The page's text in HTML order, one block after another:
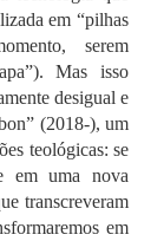
em “pilhas
serem
Mas isso
desigual e
(2018-), um
teológicas: se
em uma nova
transcreveram
em